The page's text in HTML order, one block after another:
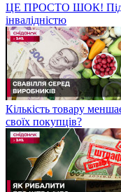
ЦЕ ПРОСТО ШОК!
інвалідністю
Кількість товару
своїх покупців?